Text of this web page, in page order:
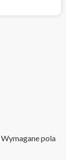
Wymagane pola